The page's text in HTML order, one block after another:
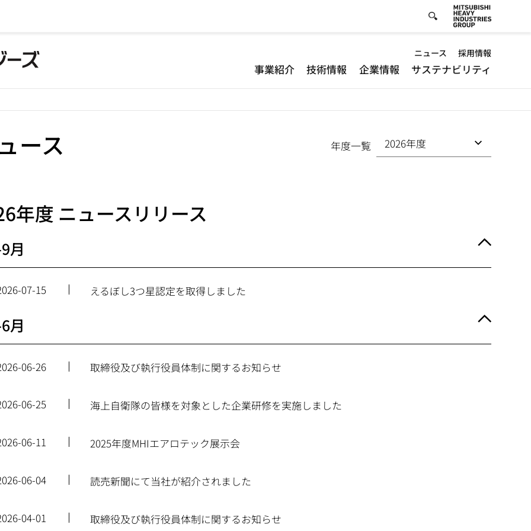
Default
-
Header
menu
ニュース 採用情報
事業紹介 技術情報 企業情報 サステナビリティ
ース 年度一覧
年度 ニュースリリース
月
07-15 えるぼし3つ星認定を取得しました
月
06-26 取締役及び執行役員体制に関するお知らせ
06-25 海上自衛隊の皆様を対象とした企業研修を実施しました
06-11 2025年度MHIエアロテック展示会
06-04 読売新聞にて当社が紹介されました
04-01 取締役及び執行役員体制に関するお知らせ